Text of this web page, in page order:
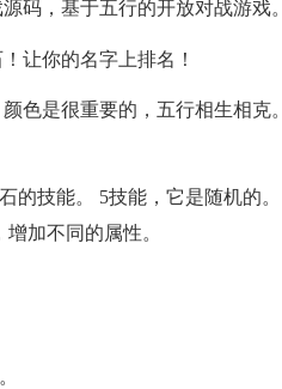
码，基于五行的开放对战游戏。
让你的名字上排名！
色是很重要的，五行相生相克。
的技能。 5技能，它是随机的。
加不同的属性。